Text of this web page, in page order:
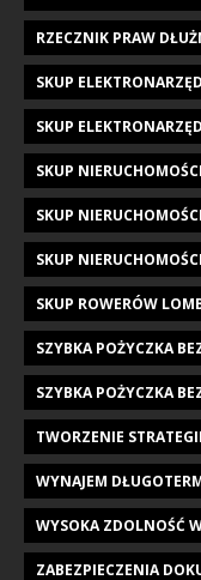
RZECZNIK PRAW
SKUP
SKUP
SKUP
SKUP
SKUP
SKUP ROWERÓW
SZYBKA POŻYCZKA
SZYBKA POŻYCZKA
TWORZENIE
WYNAJEM
WYSOKA ZDOLNOŚĆ
ZABEZPIECZENIA